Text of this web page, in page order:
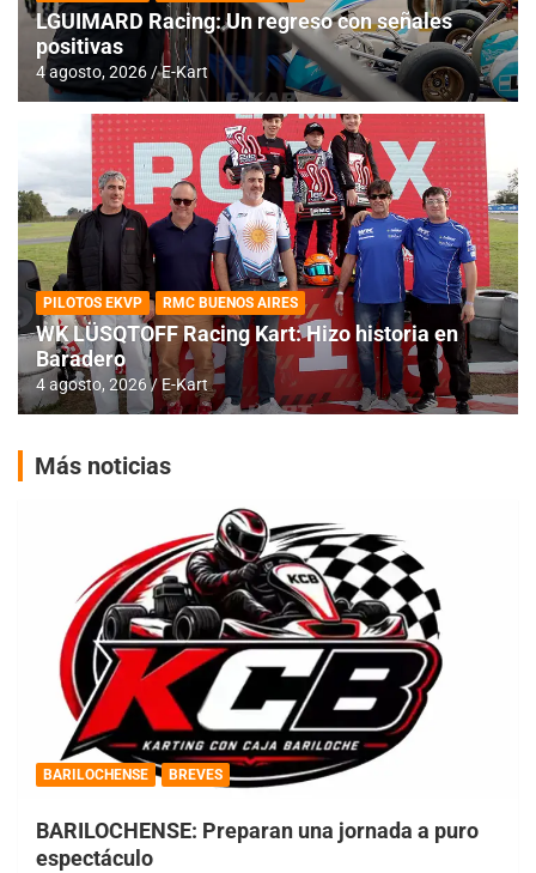
LGUIMARD Racing: Un regreso con señales
positivas
4 agosto, 2026 E-Kart
PILOTOS EKVP RMC BUENOS AIRES
WK LÜSQTOFF Racing Kart: Hizo historia en
Baradero
4 agosto, 2026 E-Kart
Más noticias
BARILOCHENSE BREVES
BARILOCHENSE: Preparan una jornada a puro
espectáculo